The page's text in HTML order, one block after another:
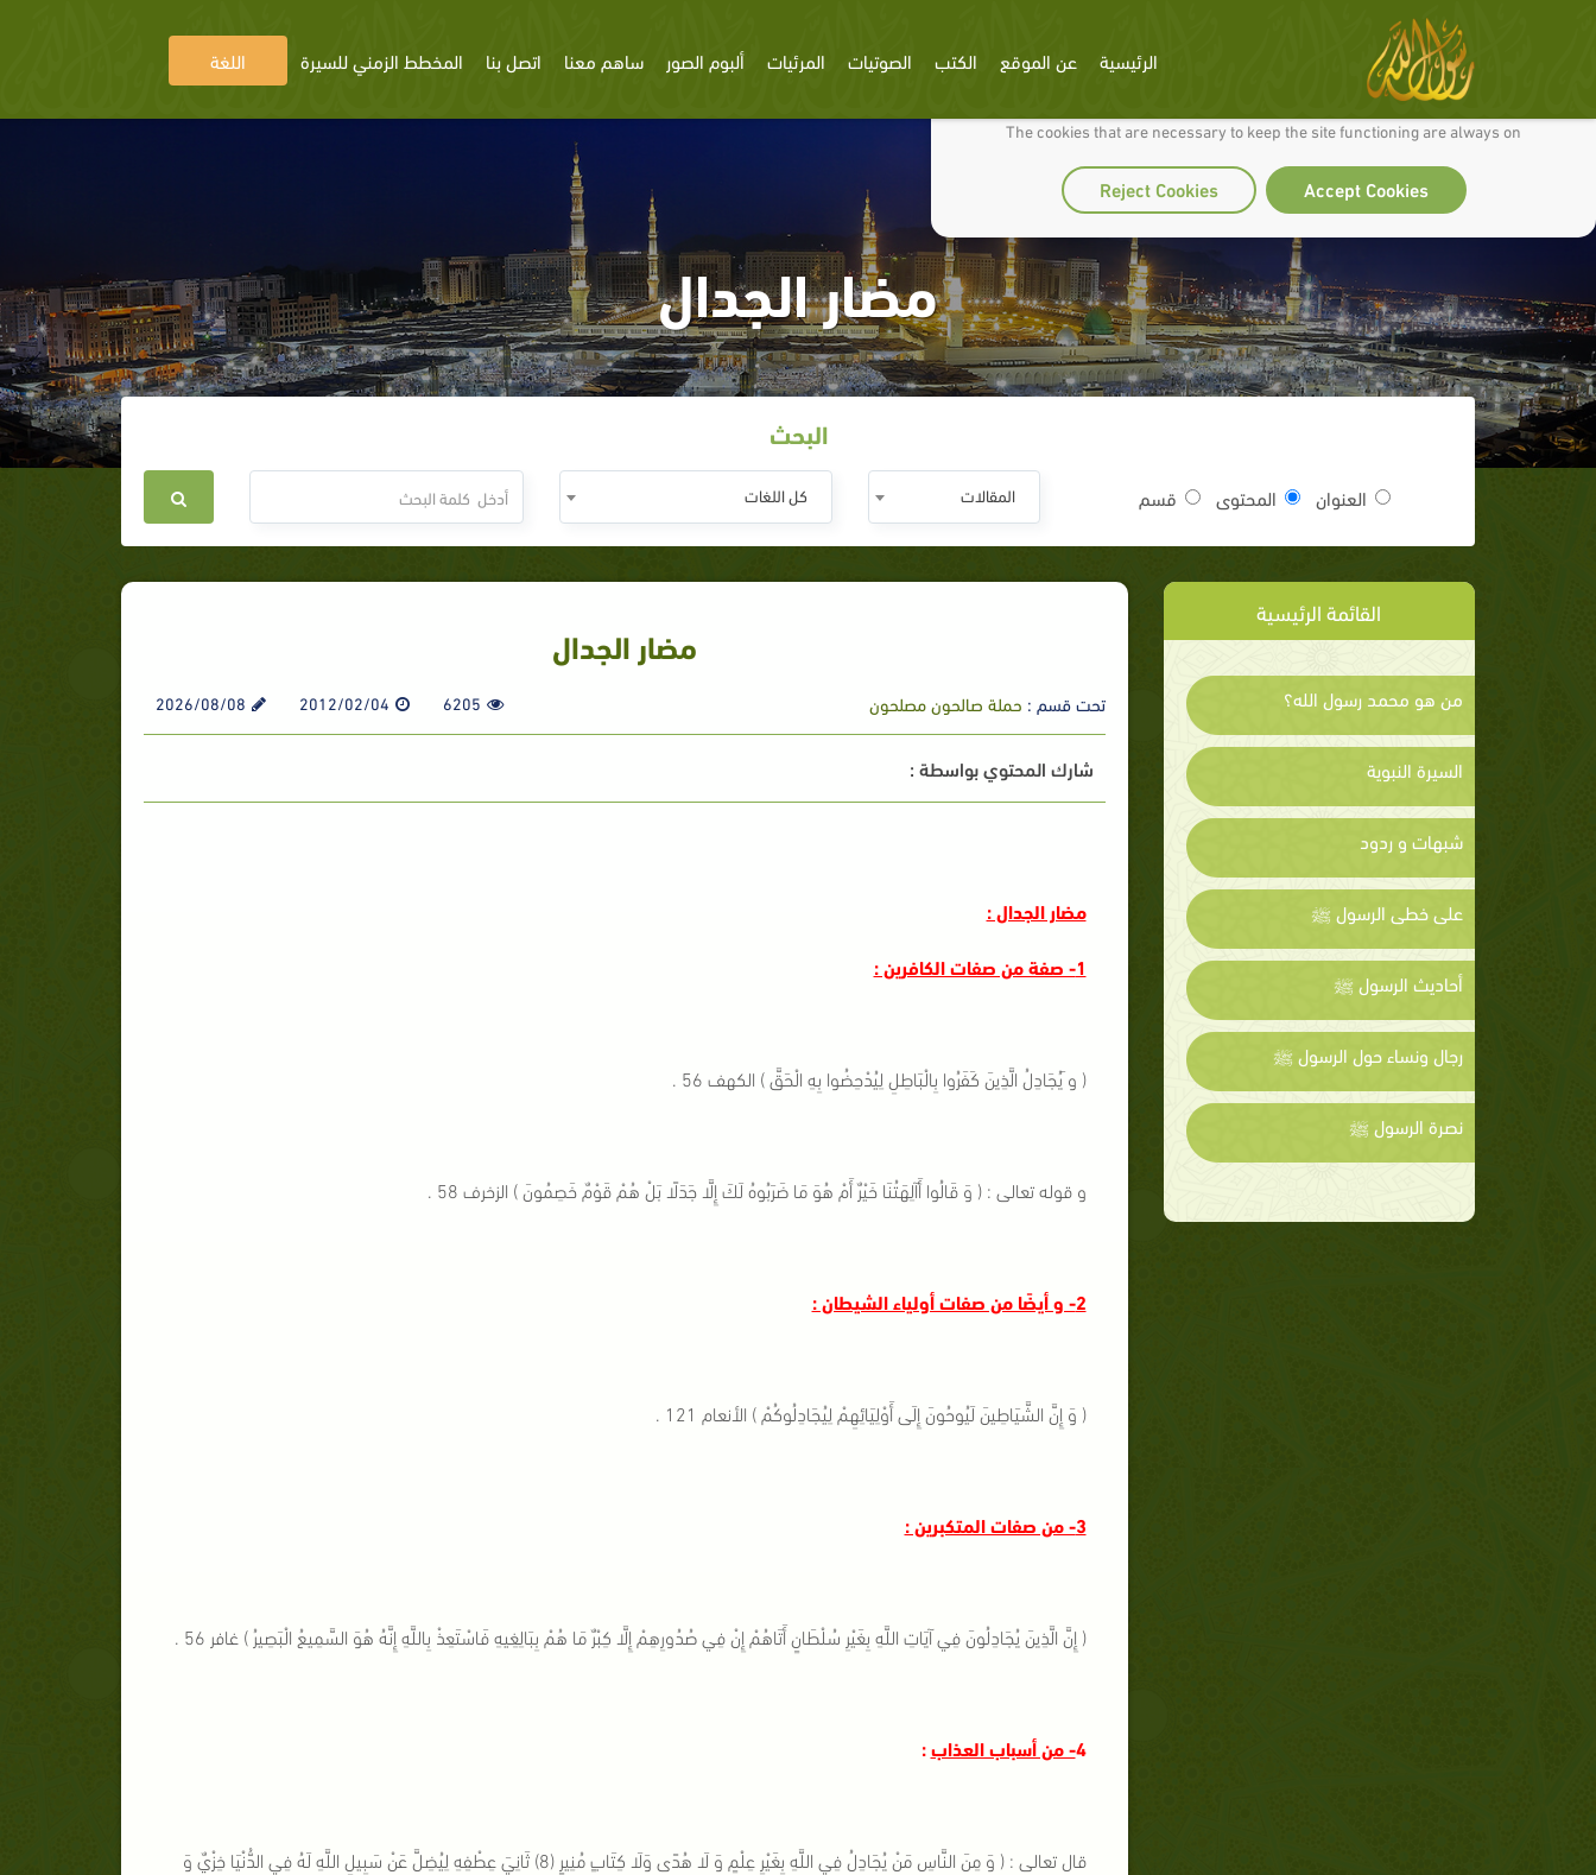
We use cookies to make our site work well for you and so we can continually improve it.
The cookies that are necessary to keep the site functioning are always on
Accept Cookies
Reject Cookies
الرئيسية عن الموقع الكتب الصوتيات المرئيات ألبوم الصور ساهم معنا اتصل بنا المخطط الزمني للسيرة اللغة
مضار الجدال
البحث
العنوان المحتوى قسم المقالات كل اللغات
القائمة الرئيسية
من هو محمد رسول الله؟
السيرة النبوية
شبهات و ردود
على خطى الرسول ﷺ
أحاديث الرسول ﷺ
رجال ونساء حول الرسول ﷺ
نصرة الرسول ﷺ
مضار الجدال
تحت قسم : حملة صالحون مصلحون 6205
2012/02/04
2026/08/08
شارك المحتوي بواسطة :
مضار الجدال :
1- صفة من صفات الكافرين :
( و َيُجَادِلُ الَّذِينَ كَفَرُوا بِالْبَاطِلِ لِيُدْحِضُوا بِهِ الْحَقَّ ) الكهف 56 .
و قوله تعالى : ( وَ قَالُوا أَآلِهَتُنَا خَيْرٌ أَمْ هُوَ مَا ضَرَبُوهُ لَكَ إِلَّا جَدَلًا بَلْ هُمْ قَوْمٌ خَصِمُونَ ) الزخرف 58 .
2- و أيضًا من صفات أولياء الشيطان :
( وَ إِنَّ الشَّيَاطِينَ لَيُوحُونَ إِلَى أَوْلِيَائِهِمْ لِيُجَادِلُوكُمْ ) الأنعام 121 .
3- من صفات المتكبرين :
( إِنَّ الَّذِينَ يُجَادِلُونَ فِي آيَاتِ اللَّهِ بِغَيْرِ سُلْطَانٍ أَتَاهُمْ إِنْ فِي صُدُورِهِمْ إِلَّا كِبْرٌ مَا هُمْ بِبَالِغِيهِ فَاسْتَعِذْ بِاللَّهِ إِنَّهُ هُوَ السَّمِيعُ الْبَصِيرُ ) غافر 56 .
4- من أسباب العذاب:
قال تعالى : ( وَ مِنَ النَّاسِ مَنْ يُجَادِلُ فِي اللَّهِ بِغَيْرِ عِلْمٍ وَ لَا هُدًى وَلَا كِتَابٍ مُنِيرٍ (8) ثَانِيَ عِطْفِهِ لِيُضِلَّ عَنْ سَبِيلِ اللَّهِ لَهُ فِي الدُّنْيَا خِزْيٌ وَ